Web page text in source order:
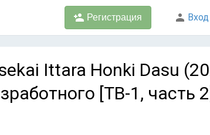
Регистрация Вход
Ittara Honki Dasu
[ТВ-1, часть